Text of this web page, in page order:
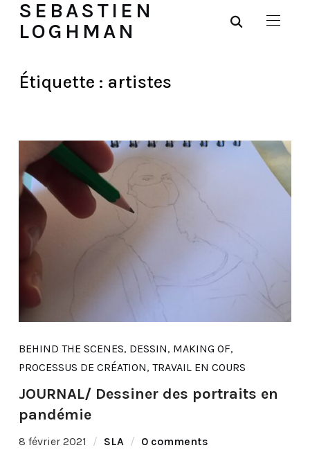
SEBASTIEN
LOGHMAN
Étiquette : artistes
BEHIND THE SCENES, DESSIN, MAKING OF,
PROCESSUS DE CRÉATION, TRAVAIL EN COURS
JOURNAL/ Dessiner des portraits en
pandémie
8 février 2021 SLA
0 comments